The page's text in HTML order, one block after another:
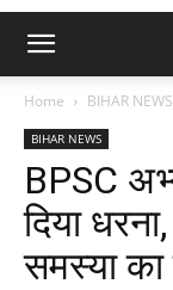
Home BIHAR NEWS
BIHAR NEWS
BPSC
दिया
समस्या